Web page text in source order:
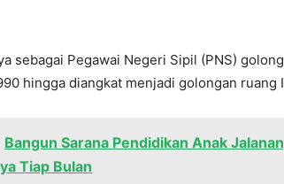
sebagai Pegawai Negeri Sipil (PNS)
hingga diangkat menjadi golongan ruang
Bangun Sarana Pendidikan Anak
Tiap Bulan